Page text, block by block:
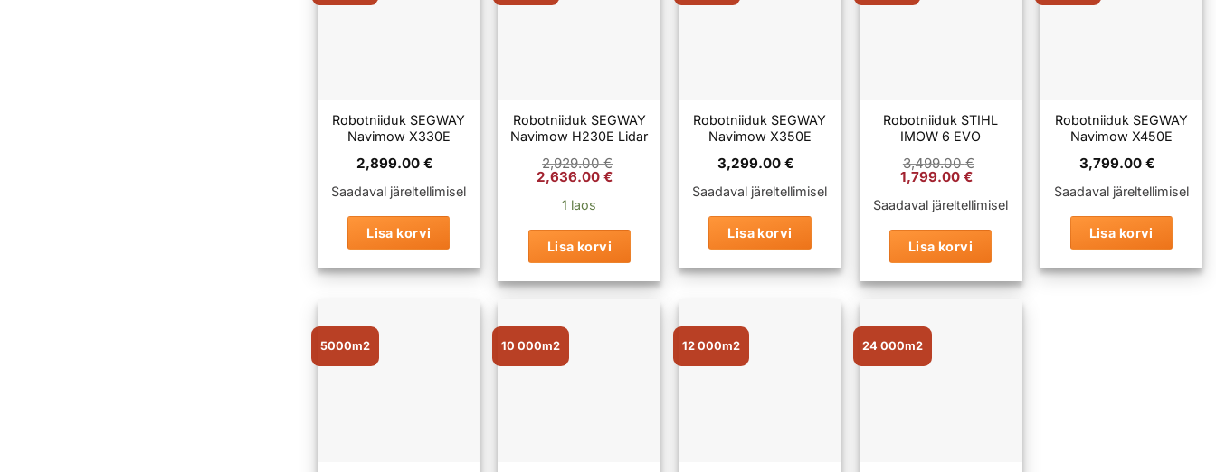
Robotniiduk SEGWAY
Navimow X330E
2,899.00 €
Saadaval järeltellimisel
Lisa korvi
Robotniiduk SEGWAY
Navimow H230E Lidar
2,929.00€
Algne
hind
2,636.00€
1 laos
Lisa korvi
Robotniiduk SEGWAY
Navimow X350E
3,299.00 €
Saadaval järeltellimisel
Lisa korvi
Robotniiduk STIHL
IMOW 6 EVO
3,499.00€
Algne
hind
oli:
3,499.00 €.
1,799.00 €
on:
Saadaval järeltellimisel
Lisa korvi
Robotniiduk SEGWAY
Navimow X450E
3,799.00 €
Saadaval järeltellimisel
Lisa korvi
5000m2 10 000m2 12 000m2 24 000m2